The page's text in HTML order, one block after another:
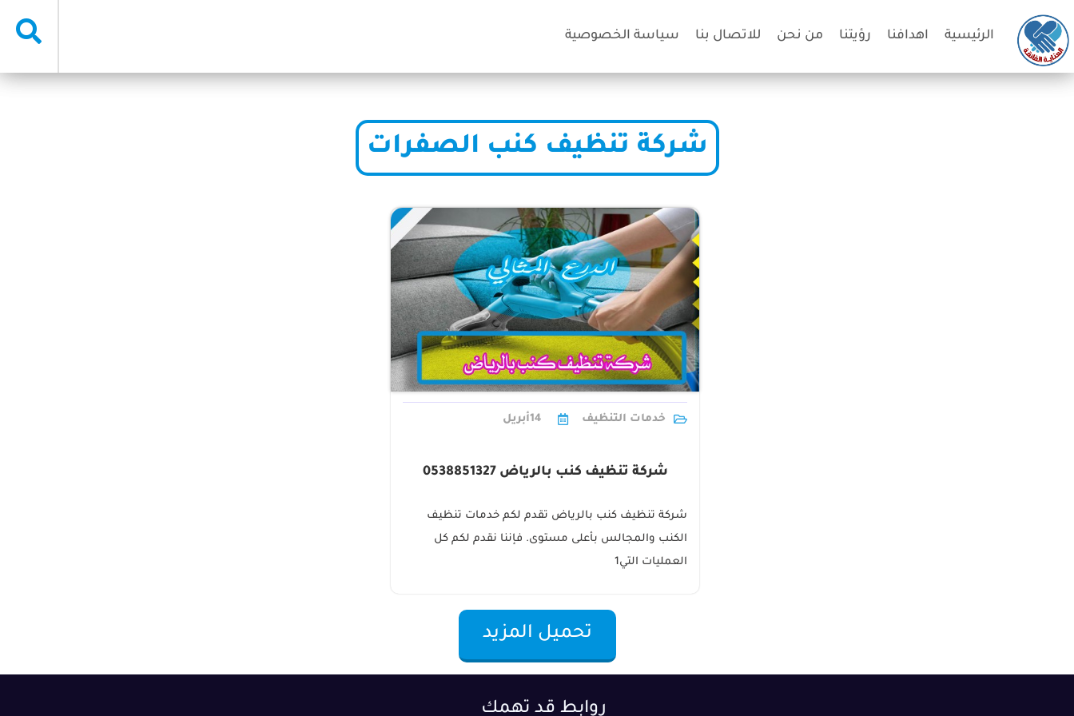
الرئيسية اهدافنا رؤيتنا من نحن للاتصال بنا سياسة الخصوصية
شركة تنظيف كنب الصفرات
خدمات التنظيف 14أبريل
شركة تنظيف كنب بالرياض 0538851327
شركة تنظيف كنب بالرياض تقدم لكم خدمات تنظيف
الكنب والمجالس بأعلى مستوى. فإننا نقدم لكم كل
العمليات التي1
تحميل المزيد
روابط قد تهمك